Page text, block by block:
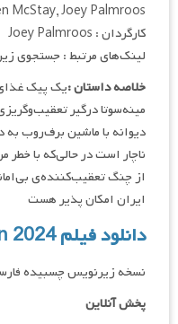
McStay, Joey Palmroos
کارگردان : Joey Palmroos
لینک‌های مرتبط : جستجوی
خلاصه داستان :یک پیک
مینه‌سوتا درگیر
دیوانه با ماشین برف‌روب به
ناچار است در حالی‌که با
ایران امکان پذیر هست
دانلود فیلم Delivery Run 2024
نسخه زیرنویس چسبیده
پخش آنلاین